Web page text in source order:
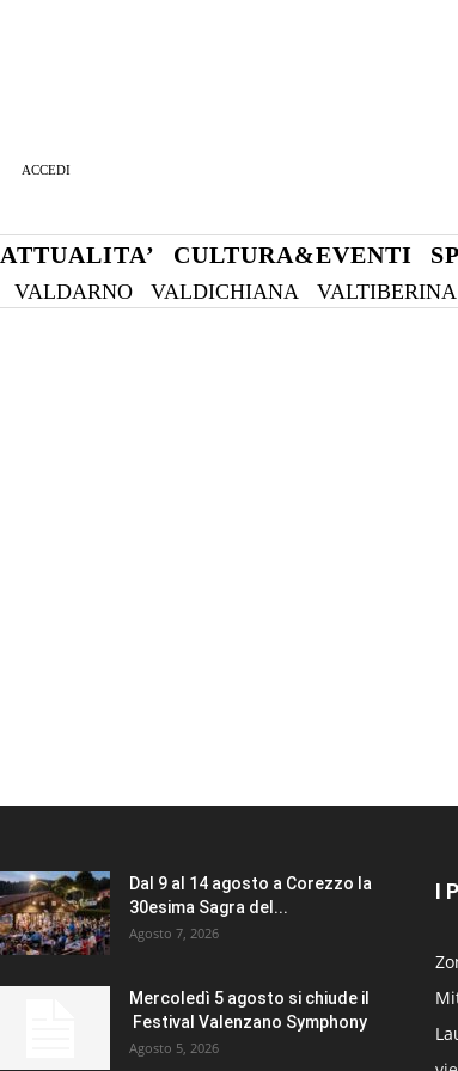
ACCEDI
ATTUALITA’ CULTURA&EVENTI
VALDARNO VALDICHIANA VALTIBERINA
Dal 9 al 14 agosto a Corezzo la
30esima Sagra del...
Agosto 7, 2026
Mercoledì 5 agosto si chiude il
Festival Valenzano Symphony
Agosto 5, 2026
I